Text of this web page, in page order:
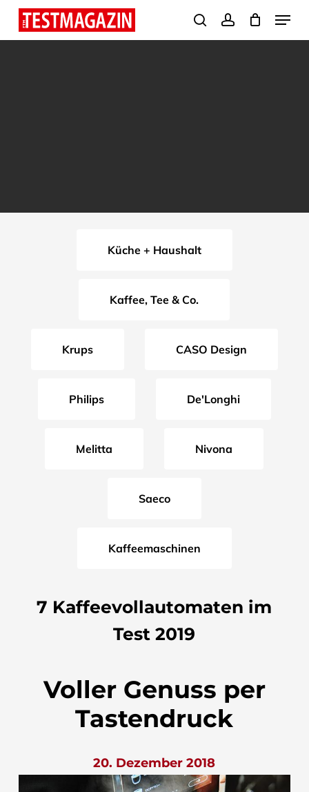
Skip
search
Menu
Küche + Haushalt
Kaffee, Tee & Co.
Krups CASO Design
Philips De'Longhi
Melitta Nivona
Saeco
Kaffeemaschinen
7 Kaffeevollautomaten im
Test 2019
Voller Genuss per
Tastendruck
20. Dezember 2018